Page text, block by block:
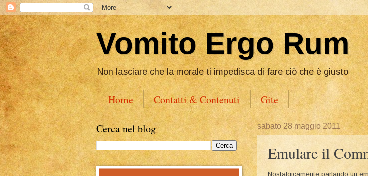
Vomito Ergo Rum
Non lasciare che la morale ti impedisca di fare ciò che è giusto
Home Contatti & Contenuti Gite
sabato 28 maggio 2011
Emulare il
Nostalgicamente parlando un
Cerca nel blog